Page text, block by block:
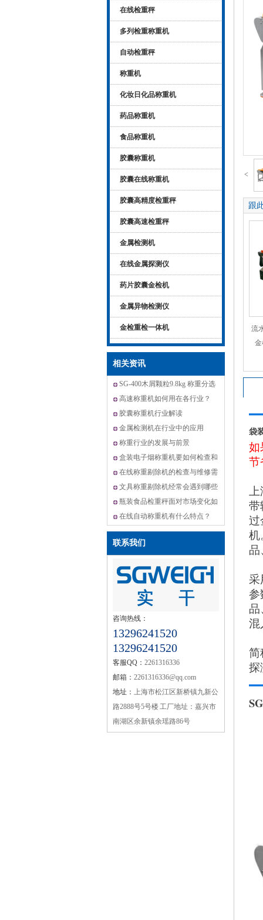
在线检重秤
多列检重称重机
自动检重秤
称重机
化妆日化品称重机
药品称重机
食品称重机
胶囊称重机
胶囊在线称重机
胶囊高精度检重秤
胶囊高速检重秤
金属检测机
在线金属探测仪
药片胶囊金检机
金属异物检测仪
金检重检一体机
相关资讯
SG-400木屑颗粒9.8kg 称重分选
机,动态选别秤方案
高速称重机如何用在各行业？
胶囊称重机行业解读
金属检测机在行业中的应用
称重行业的发展与前景
盒装电子烟称重机要如何检查和
维修？
在线称重剔除机的检查与维修需
要怎么做？
文具称重剔除机经常会遇到哪些
问题？
瓶装食品检重秤面对市场变化如
何升级？
在线自动称重机有什么特点？
联系我们
咨询热线：
13296241520
13296241520
客服QQ： 2261316336
邮箱： 2261316336@qq.com
地址： 上海市松江区新桥镇九新公
路2888号5号楼 工厂地址：嘉兴市
南湖区余新镇余瑶路86号
<
跟
流
袋
如
节
上
带
过
机
采
参
混
简
探